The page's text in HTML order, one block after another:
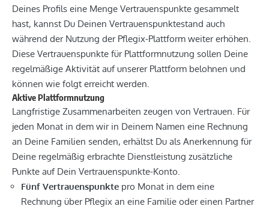
Deines Profils eine Menge Vertrauenspunkte gesammelt
hast, kannst Du Deinen Vertrauenspunktestand auch
während der Nutzung der Pflegix-Plattform weiter erhöhen.
Diese Vertrauenspunkte für Plattformnutzung sollen Deine
regelmäßige Aktivität auf unserer Plattform belohnen und
können wie folgt erreicht werden.
Aktive Plattformnutzung
Langfristige Zusammenarbeiten zeugen von Vertrauen. Für
jeden Monat in dem wir in Deinem Namen eine Rechnung
an Deine Familien senden, erhältst Du als Anerkennung für
Deine regelmäßig erbrachte Dienstleistung zusätzliche
Punkte auf Dein Vertrauenspunkte-Konto.
Fünf Vertrauenspunkte pro Monat in dem eine
Rechnung über Pflegix an eine Familie oder einen Partner